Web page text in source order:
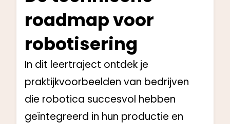
roadmap voor
robotisering
In dit leertraject ontdek je
praktijkvoorbeelden van bedrijven
die robotica succesvol hebben
geïntegreerd in hun productie en